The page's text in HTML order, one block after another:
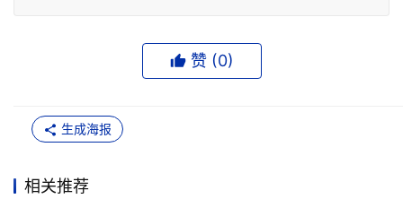
赞 (0)
生成海报
相关推荐